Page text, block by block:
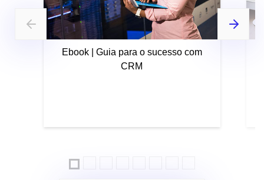
Ebook | Guia para o sucesso com
CRM